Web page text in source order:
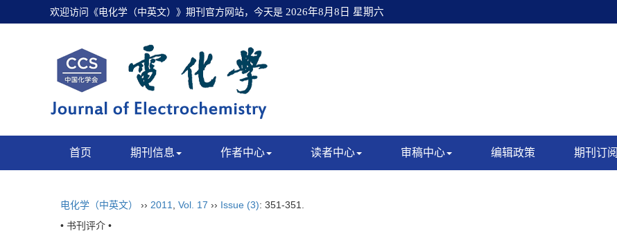
欢迎访问《电化学（中英文）》期刊官方网站，今天是 2026年8月8日 星期六
首页 期刊信息 作者中心 读者中心 审稿中心 编辑政策 期刊订阅
电化学（中英文） ›› 2011 Vol. 17 ›› Issue (3): 351-351.
• 书刊评介 •